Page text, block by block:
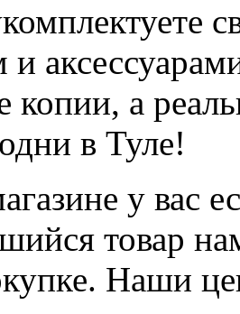
и
копии, а
в Туле!
у вас
товар
Наши